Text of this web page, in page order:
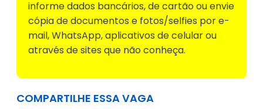
informe dados bancários, de cartão ou envie
cópia de documentos e fotos/selfies por e-
mail, WhatsApp, aplicativos de celular ou
através de sites que não conheça.
COMPARTILHE ESSA VAGA